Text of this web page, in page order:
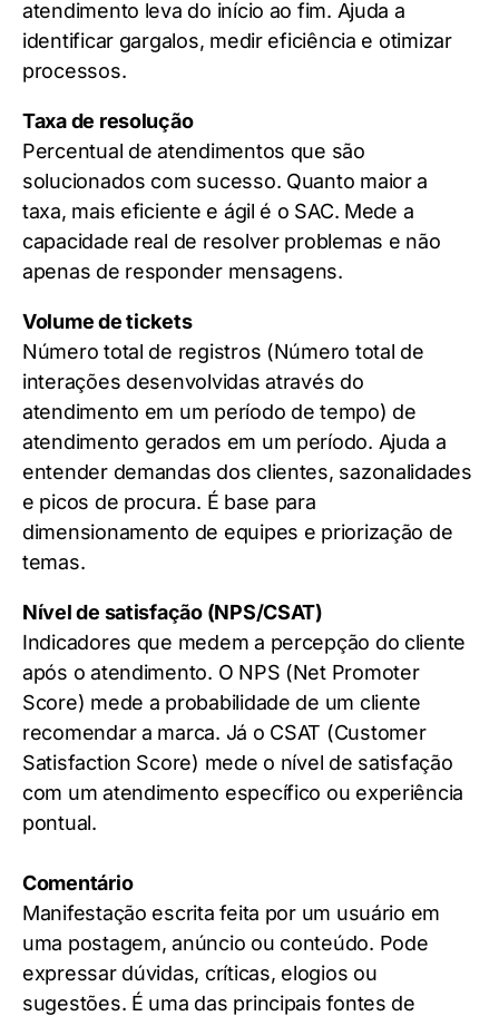
atendimento leva do início ao fim. Ajuda a
identificar gargalos, medir eficiência e otimizar
processos.
Taxa de resolução
Percentual de atendimentos que são
solucionados com sucesso. Quanto maior a
taxa, mais eficiente e ágil é o SAC. Mede a
capacidade real de resolver problemas e não
apenas de responder mensagens.
Volume de tickets
Número total de registros (Número total de
interações desenvolvidas através do
atendimento em um período de tempo) de
atendimento gerados em um período. Ajuda a
entender demandas dos clientes, sazonalidades
e picos de procura. É base para
dimensionamento de equipes e priorização de
temas.
Nível de satisfação (NPS/CSAT)
Indicadores que medem a percepção do cliente
após o atendimento. O NPS (Net Promoter
Score) mede a probabilidade de um cliente
recomendar a marca. Já o CSAT (Customer
Satisfaction Score) mede o nível de satisfação
com um atendimento específico ou experiência
pontual.
Comentário
Manifestação escrita feita por um usuário em
uma postagem, anúncio ou conteúdo. Pode
expressar dúvidas, críticas, elogios ou
sugestões. É uma das principais fontes de